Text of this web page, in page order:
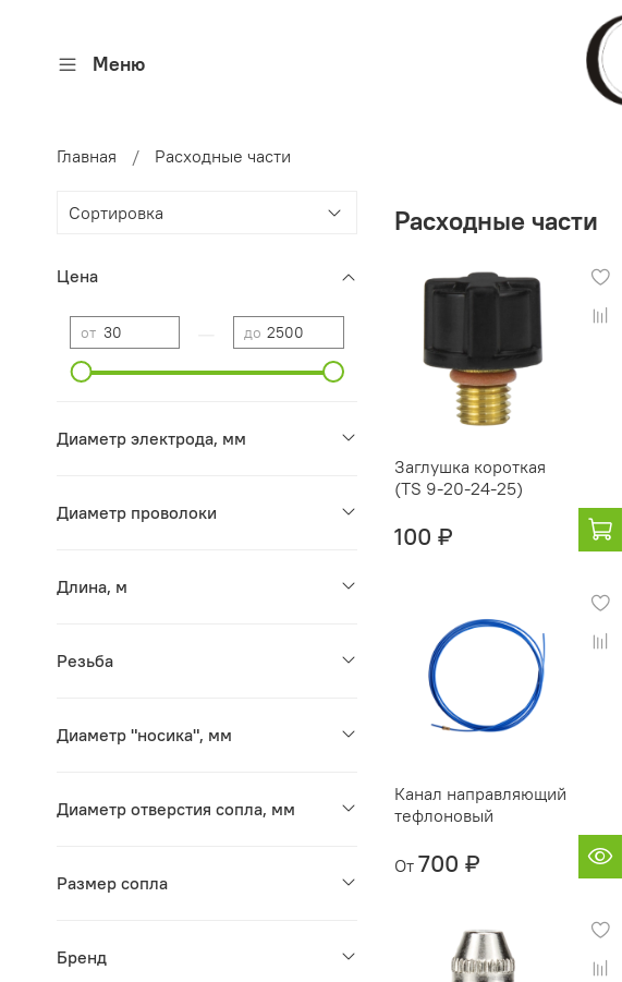
Меню
Главная Расходные части
Расходные части
Заглушка короткая
(TS 9-20-24-25)
100 ₽
Канал направляющий
тефлоновый
От 700 ₽
Цена
от до
Диаметр электрода, мм
Диаметр проволоки
Длина, м
Резьба
Диаметр "носика", мм
Диаметр отверстия сопла, мм
Размер сопла
Бренд